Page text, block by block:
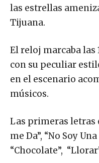
las estrellas
Tijuana.
El reloj marcaba las
con su peculiar
en el escenario
músicos.
Las primeras letras
me Da”, “No Soy
“Chocolate”,